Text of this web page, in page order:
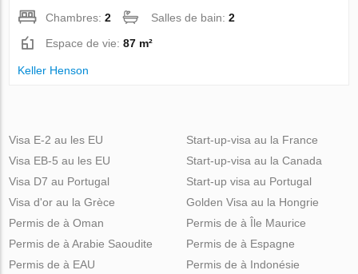
Chambres:2 Salles de bain:2
Espace de vie:87 m²
Keller Henson
Visa E-2 au les EU
Visa EB-5 au les EU
Visa D7 au Portugal
Visa d'or au la Grèce
Start-up-visa au la France
Start-up-visa au la Canada
Start-up visa au Portugal
Golden Visa au la Hongrie
Permis de à Oman
Permis de à Arabie Saoudite
Permis de à EAU
Permis de à Île Maurice
Permis de à Espagne
Permis de à Indonésie